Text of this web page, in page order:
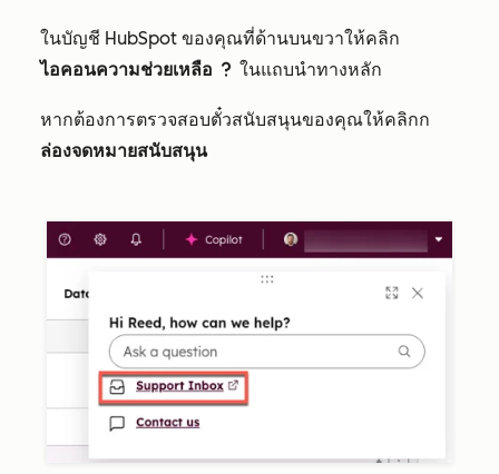
ในบัญชี HubSpot ของคุณที่ด้านบนขวาให้คลิก
ไอคอนความช่วยเหลือ question ในแถบนำทางหลัก
หากต้องการตรวจสอบตั๋วสนับสนุนของคุณให้คลิกก
ล่องจดหมายสนับสนุน